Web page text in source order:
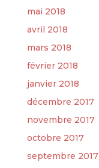
mai 2018
avril 2018
mars 2018
février 2018
janvier 2018
décembre 2017
novembre 2017
octobre 2017
septembre 2017